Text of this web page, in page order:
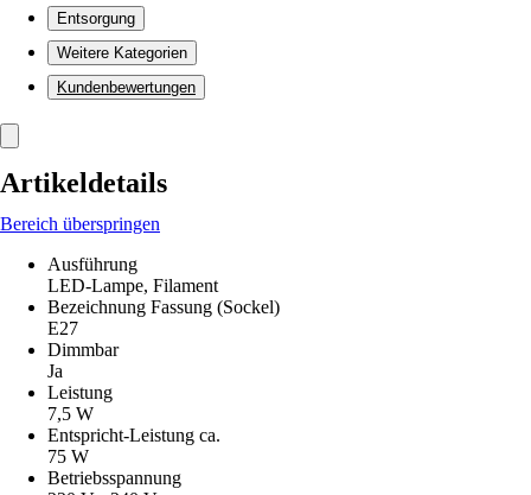
Entsorgung
Weitere Kategorien
Kundenbewertungen
Artikeldetails
Bereich überspringen
Ausführung
LED-Lampe, Filament
Bezeichnung Fassung (Sockel)
E27
Dimmbar
Ja
Leistung
7,5 W
Entspricht-Leistung ca.
75 W
Betriebsspannung